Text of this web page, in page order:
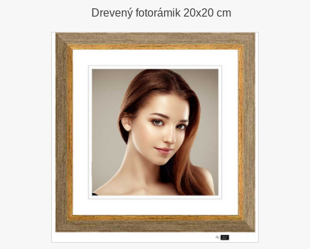
Drevený fotorámik 20x20 cm